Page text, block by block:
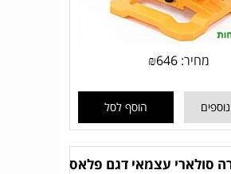
מחיר: ₪646
הוסף לסל
סולארי עצמאי דגם פלאס